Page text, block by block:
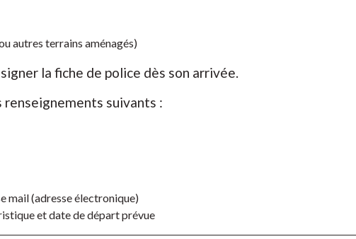
autres terrains aménagés)
la fiche de police dès son arrivée.
suivants :
mail (adresse électronique)
et date de départ prévue